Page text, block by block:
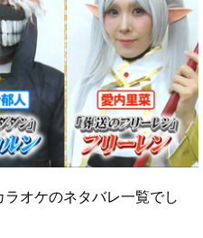
オケのネタバレ一覧でし